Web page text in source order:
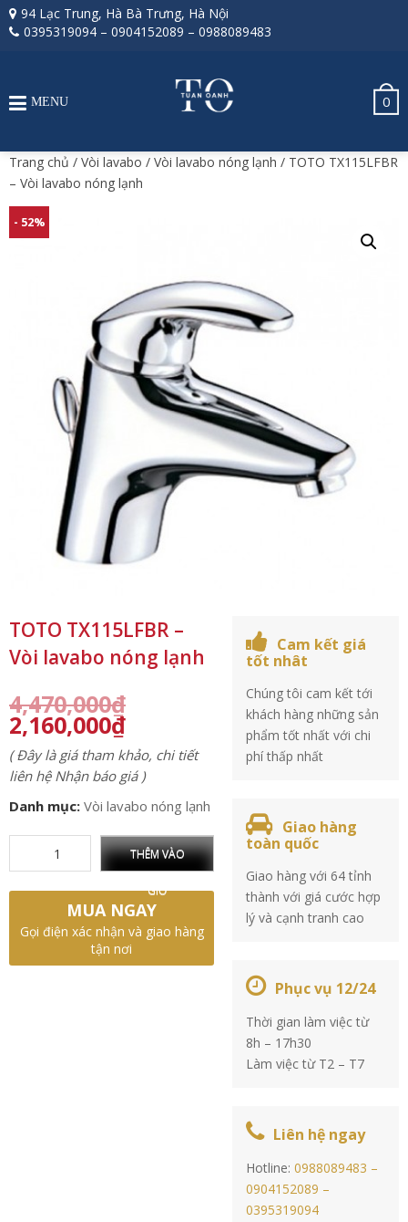
94 Lạc Trung, Hà Bà Trưng, Hà Nội
0395319094 – 0904152089 – 0988089483
0
MENU
Trang chủ / Vòi lavabo / Vòi lavabo nóng lạnh / TOTO TX115LFBR
– Vòi lavabo nóng lạnh
- 52%
TOTO TX115LFBR –
Vòi lavabo nóng lạnh
4,470,000₫
2,160,000₫
( Đây là giá tham khảo, chi tiết
liên hệ Nhận báo giá )
Danh mục: Vòi lavabo nóng lạnh
THÊM VÀO
GIỎ
MUA NGAY
Gọi điện xác nhận và giao hàng
tận nơi
Cam kết giá
tốt nhât
Chúng tôi cam kết tới
khách hàng những sản
phẩm tốt nhất với chi
phí thấp nhất
Giao hàng
toàn quốc
Giao hàng với 64 tỉnh
thành với giá cước hợp
lý và cạnh tranh cao
Phục vụ 12/24
Thời gian làm việc từ
8h – 17h30
Làm việc từ T2 – T7
Liên hệ ngay
Hotline:0988089483 –
0904152089 –
0395319094